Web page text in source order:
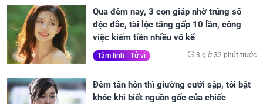
Qua đêm nay, 3 con giáp nhờ trúng số
độc đắc, tài lộc tăng gấp 10 lần, công
việc kiếm tiền nhiều vô kể
Tâm linh - Tử vi 3 giờ 32 phút trước
Đêm tân hôn thì giường cưới sập, tôi bật
khóc khi biết nguồn gốc của chiếc